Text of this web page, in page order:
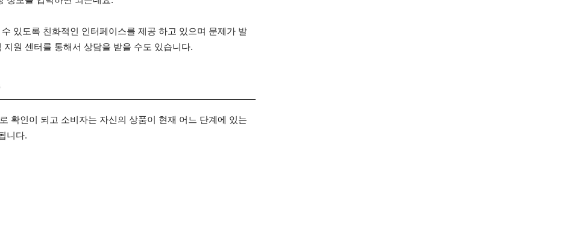
있도록 친화적인 인터페이스를 제공 하고 있으며 문제가 발
원 센터를 통해서 상담을 받을 수도 있습니다.
확인이 되고 소비자는 자신의 상품이 현재 어느 단계에 있는
니다.